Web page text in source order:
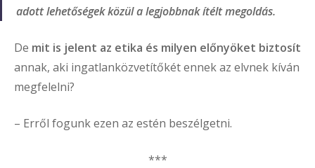
adott lehetőségek közül a legjobbnak ítélt megoldás.
De mit is jelent az etika és milyen előnyöket biztosít
annak, aki ingatlanközvetítőkét ennek az elvnek kíván
megfelelni?
– Erről fogunk ezen az estén beszélgetni.
***